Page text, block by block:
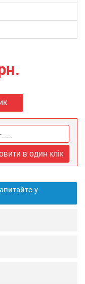
в один клік
у